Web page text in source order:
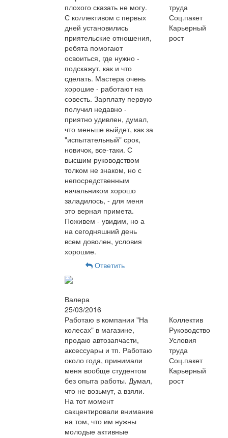
плохого сказать не могу.
С коллективом с первых
дней установились
приятельские отношения,
ребята помогают
освоиться, где нужно -
подскажут, как и что
сделать. Мастера очень
хорошие - работают на
совесть. Зарплату первую
получил недавно -
приятно удивлен, думал,
что меньше выйдет, как за
"испытательный" срок,
новичок, все-таки. С
высшим руководством
толком не знаком, но с
непосредственным
начальником хорошо
заладилось, - для меня
это верная примета.
Поживем - увидим, но а
на сегодняшний день
всем доволен, условия
хорошие.
труда
Соц.пакет
Карьерный
рост
Ответить
Валера
25/03/2016
Работаю в компании "На
колесах" в магазине,
продаю автозапчасти,
аксессуары и тп. Работаю
около года, принимали
меня вообще студентом
без опыта работы. Думал,
что не возьмут, а взяли.
На тот момент
сакцентировали внимание
на том, что им нужны
молодые активные
Коллектив
Руководство
Условия
труда
Соц.пакет
Карьерный
рост